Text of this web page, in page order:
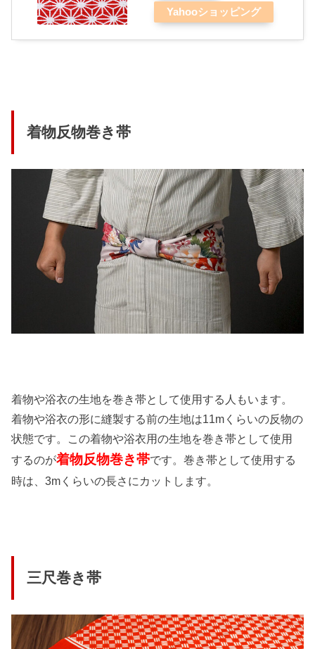
Yahooショッピング
着物反物巻き帯
着物や浴衣の生地を巻き帯として使用する人もいます。
着物や浴衣の形に縫製する前の生地は11mくらいの反物の
状態です。この着物や浴衣用の生地を巻き帯として使用
するのが着物反物巻き帯です。巻き帯として使用する
時は、3mくらいの長さにカットします。
三尺巻き帯